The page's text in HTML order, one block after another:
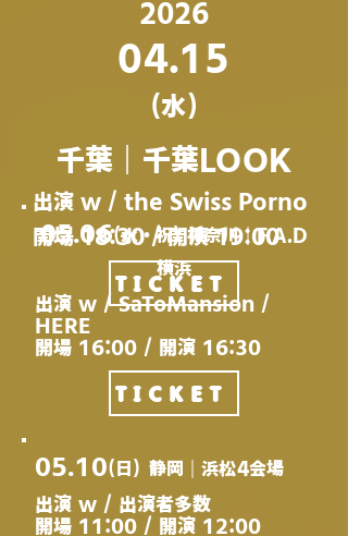
2026
04.15
(水)
千葉｜千葉LOOK
出演 w / the Swiss Porno
開場 18:30 / 開演 19:00
TICKET
05.06(水・祝)​ 神奈川｜F.A.D
横浜
出演 w / SaToMansion /
HERE
開場 16:00 / 開演 16:30
TICKET
05.10(日) 静岡｜浜松4会場
出演 w / 出演者多数
開場 11:00 / 開演 12:00